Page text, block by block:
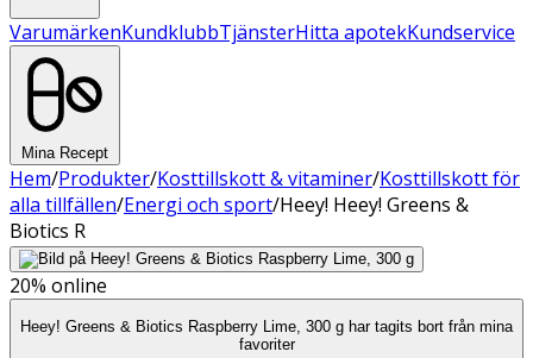
VarumärkenKundklubbTjänsterHitta apotekKundservice
Mina Recept
Hem/Produkter/Kosttillskott & vitaminer/Kosttillskott för
alla tillfällen/Energi och sport/Heey! Heey! Greens &
Biotics R
20% online
Heey! Greens & Biotics Raspberry Lime, 300 g har tagits bort från mina
favoriter